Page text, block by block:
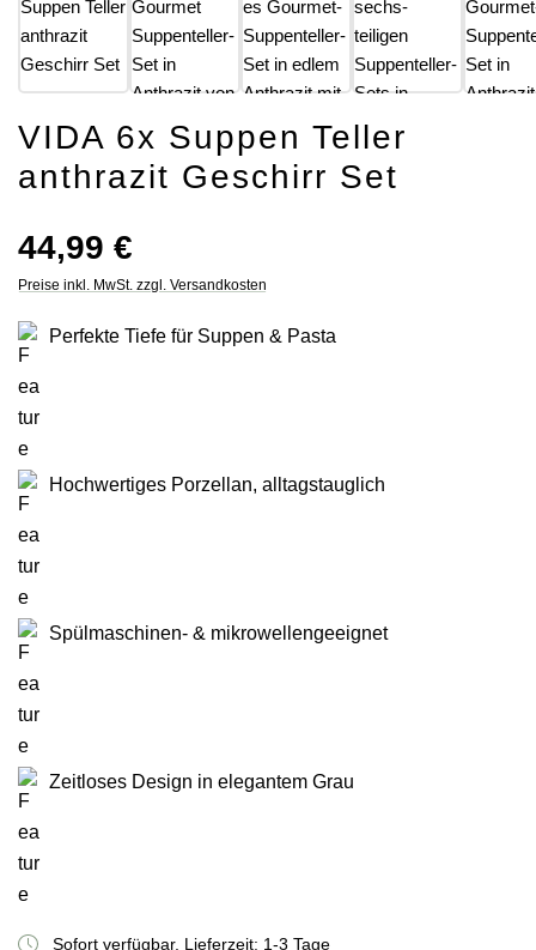
VIDA 6x Suppen Teller
anthrazit Geschirr Set
Regulärer Preis:
44,99 €
Preise inkl. MwSt. zzgl. Versandkosten
Perfekte Tiefe für Suppen & Pasta
Hochwertiges Porzellan, alltagstauglich
Spülmaschinen- & mikrowellengeeignet
Zeitloses Design in elegantem Grau
Sofort verfügbar, Lieferzeit: 1-3 Tage